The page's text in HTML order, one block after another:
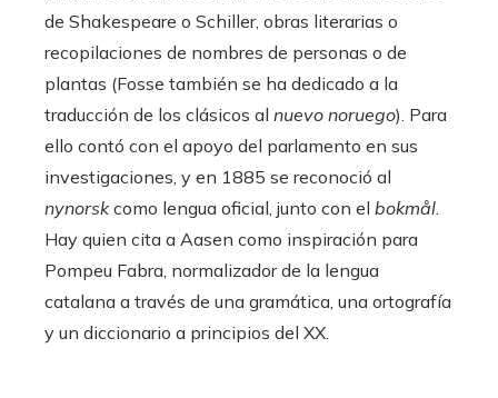
de Shakespeare o Schiller, obras literarias o
recopilaciones de nombres de personas o de
plantas (Fosse también se ha dedicado a la
traducción de los clásicos al nuevo noruego). Para
ello contó con el apoyo del parlamento en sus
investigaciones, y en 1885 se reconoció al
nynorskcomo lengua oficial, junto con el bokmål.
Hay quien cita a Aasen como inspiración para
Pompeu Fabra, normalizador de la lengua
catalana a través de una gramática, una ortografía
y un diccionario a principios del XX.